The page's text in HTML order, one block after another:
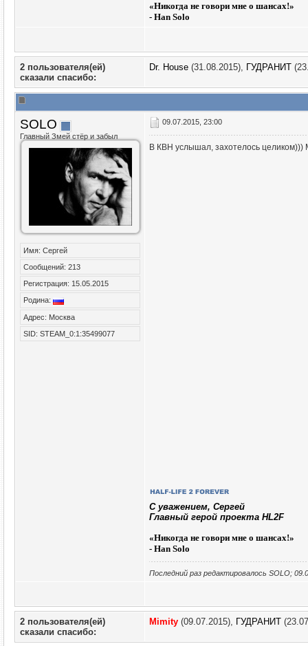
«Никогда не говори мне о шансах!»
- Han Solo
2 пользователя(ей)
сказали cпасибо:
Dr. House (31.08.2015), ГУДРАНИТ
SOLO
Главный Змей стёр и забыл
Имя: Сергей
Сообщений: 213
Регистрация: 15.05.2015
Родина:
Адрес: Москва
SID: STEAM_0:1:35499077
09.07.2015, 23:00
В КВН услышал, захотелось целиком)))
C уважением, Сергей
Главный герой проекта HL2F
«Никогда не говори мне о шансах!»
- Han Solo
Последний раз редактировалось SOLO;
2 пользователя(ей)
сказали cпасибо:
Mimity (09.07.2015), ГУДРАНИТ